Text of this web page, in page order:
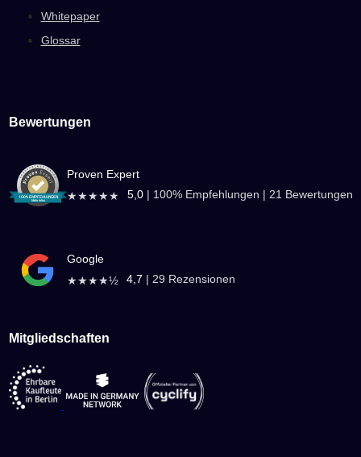
Whitepaper
Glossar
Bewertungen
Proven Expert
★★★★★
5,0| 100% Empfehlungen | 21 Bewertungen
Google
★★★★½
4,7 | 29 Rezensionen
Mitgliedschaften